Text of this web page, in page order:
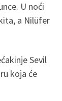
U noći
a Nilüfer
Sevil
koja će